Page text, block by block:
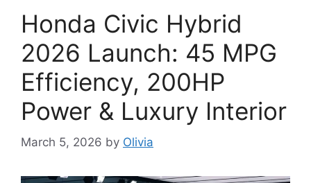
Honda Civic Hybrid
2026 Launch: 45 MPG
Efficiency, 200HP
Power & Luxury Interior
March 5, 2026 by Olivia